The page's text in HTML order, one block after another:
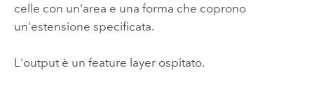
celle con un'area e una forma che coprono
un'estensione specificata.
L'output è un feature layer ospitato.